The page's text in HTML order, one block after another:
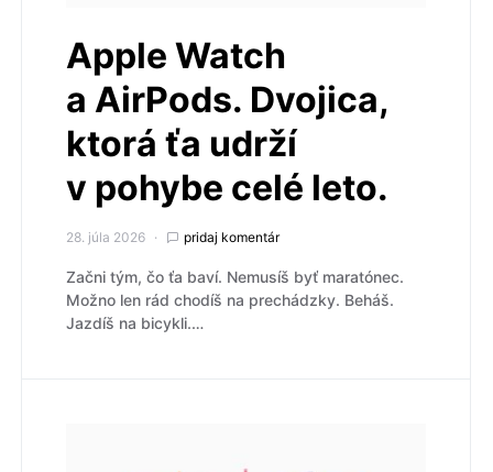
Apple Watch
a AirPods. Dvojica,
ktorá ťa udrží
v pohybe celé leto.
28. júla 2026 pridaj komentár
Začni tým, čo ťa baví. Nemusíš byť maratónec.
Možno len rád chodíš na prechádzky. Beháš.
Jazdíš na bicykli.…